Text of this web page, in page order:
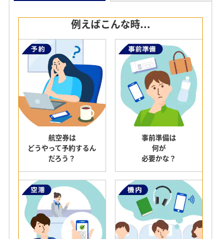
例えばこんな時...
航空券は
どうやって予約するん
だろう？
事前準備は
何が
必要かな？